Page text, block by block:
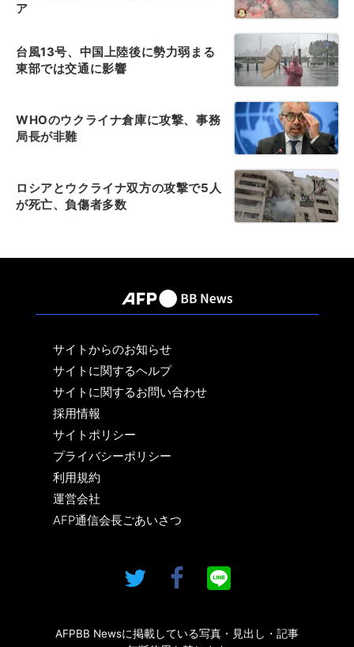
ア
台風13号、中国上陸後に勢力弱まる
東部では交通に影響
WHOのウクライナ倉庫に攻撃、事務
局長が非難
ロシアとウクライナ双方の攻撃で5人
が死亡、負傷者多数
サイトからのお知らせ
サイトに関するヘルプ
サイトに関するお問い合わせ
採用情報
サイトポリシー
プライバシーポリシー
利用規約
運営会社
AFP通信会長ごあいさつ
AFPBB Newsに掲載している写真・見出し・記事